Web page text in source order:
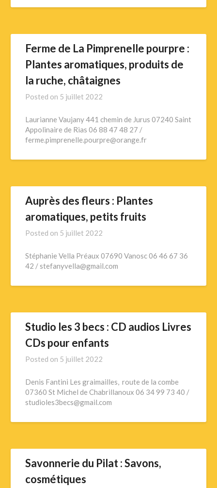
Ferme de La Pimprenelle pourpre :
Plantes aromatiques, produits de
la ruche, châtaignes
Posted on 5 juillet 2022
Laurianne Vaujany 441 chemin de Jurus 07240 Saint
Appolinaire de Rias 06 88 47 48 27 /
ferme.pimprenelle.pourpre@orange.fr
Auprès des fleurs : Plantes
aromatiques, petits fruits
Posted on 5 juillet 2022
Stéphanie Vella Préaux 07690 Vanosc 06 46 67 36
42 / stefanyvella@gmail.com
Studio les 3 becs : CD audios Livres
CDs pour enfants
Posted on 5 juillet 2022
Denis Fantini Les graimailles, route de la combe
07360 St Michel de Chabrillanoux 06 34 99 73 40 /
studioles3becs@gmail.com
Savonnerie du Pilat : Savons,
cosmétiques